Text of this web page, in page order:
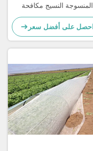
المنسوجة النسيج مكافحة
الشيخوخة صحة البيئة
احصل على أفضل سعر